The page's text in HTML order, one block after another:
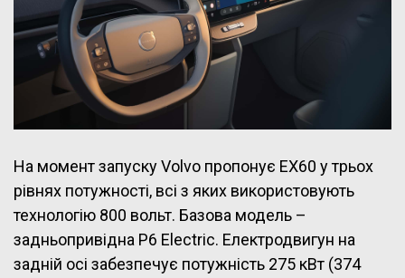
На момент запуску Volvo пропонує EX60 у трьох
рівнях потужності, всі з яких використовують
технологію 800 вольт. Базова модель –
задньопривідна P6 Electric. Електродвигун на
задній осі забезпечує потужність 275 кВт (374